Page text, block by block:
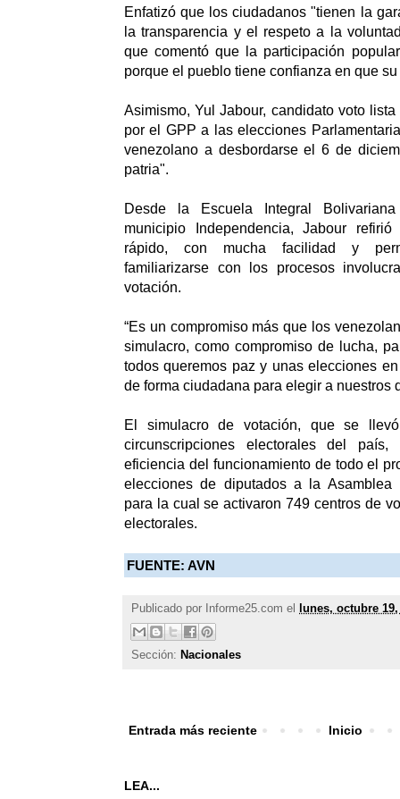
Enfatizó que los ciudadanos "tienen la
la transparencia y el respeto a la
que comentó que la participación
porque el pueblo tiene confianza en que
Asimismo, Yul Jabour, candidato voto
por el GPP a las elecciones
venezolano a desbordarse el 6 de
patria".
Desde la Escuela Integral
municipio Independencia, Jabour
rápido, con mucha facilidad y
familiarizarse con los procesos
votación.
“Es un compromiso más que los
simulacro, como compromiso de lucha,
todos queremos paz y unas elecciones
de forma ciudadana para elegir a nuestros
El simulacro de votación, que se
circunscripciones electorales del
eficiencia del funcionamiento de todo el
elecciones de diputados a la Asamblea
para la cual se activaron 749 centros de
electorales.
FUENTE: AVN
Publicado por Informe25.com el lunes, octubre 19,
Sección: Nacionales
Entrada más reciente Inicio
LEA...